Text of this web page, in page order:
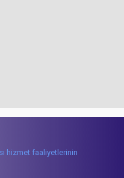
hizmet faaliyetlerinin